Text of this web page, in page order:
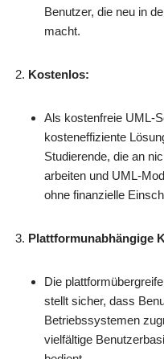
Benutzer, die neu in
macht.
Kostenlos:
Als kostenfreie UML-
kosteneffiziente
Studierende, die an
arbeiten und UML-
ohne finanzielle
Plattformunabhängige
Die
stellt sicher, dass
Betriebssystemen
vielfältige